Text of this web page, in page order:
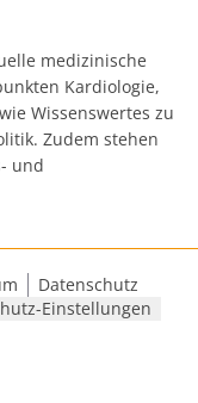
medizinische
Kardiologie,
Wissenswertes zu
Zudem stehen
und
Datenschutz
Einstellungen